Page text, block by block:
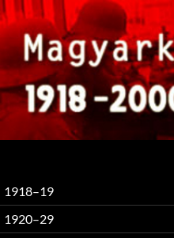
1918–19
1920–29